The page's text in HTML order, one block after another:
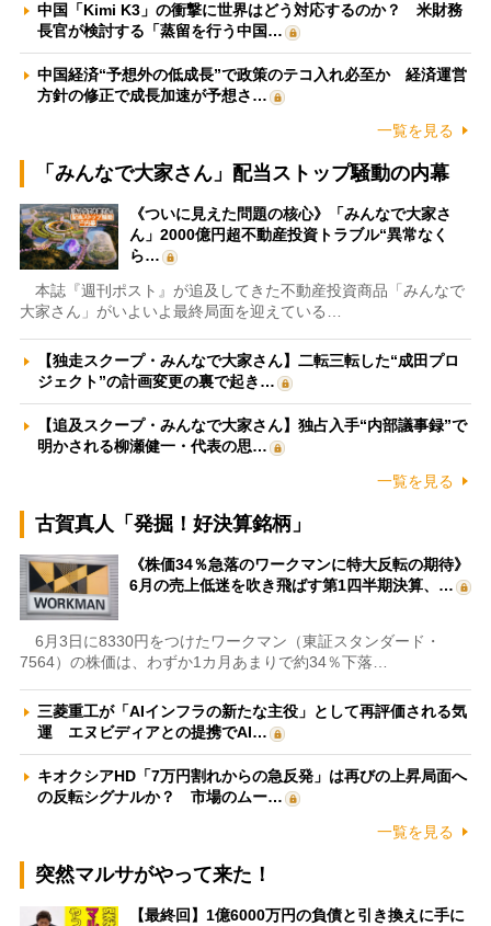
中国「Kimi K3」の衝撃に世界はどう対応するのか？ 米財務
長官が検討する「蒸留を行う中国…
中国経済“予想外の低成長”で政策のテコ入れ必至か 経済運営
方針の修正で成長加速が予想さ…
一覧を見る
「みんなで大家さん」配当ストップ騒動の内幕
《ついに見えた問題の核心》「みんなで大家さ
ん」2000億円超不動産投資トラブル“異常なく
ら…
本誌『週刊ポスト』が追及してきた不動産投資商品「みんなで
大家さん」がいよいよ最終局面を迎えている…
【独走スクープ・みんなで大家さん】二転三転した“成田プロ
ジェクト”の計画変更の裏で起き…
【追及スクープ・みんなで大家さん】独占入手“内部議事録”で
明かされる柳瀬健一・代表の思…
一覧を見る
古賀真人「発掘！好決算銘柄」
《株価34％急落のワークマンに特大反転の期待》
6月の売上低迷を吹き飛ばす第1四半期決算、…
6月3日に8330円をつけたワークマン（東証スタンダード・
7564）の株価は、わずか1カ月あまりで約34％下落…
三菱重工が「AIインフラの新たな主役」として再評価される気
運 エヌビディアとの提携でAI…
キオクシアHD「7万円割れからの急反発」は再びの上昇局面へ
の反転シグナルか？ 市場のムー…
一覧を見る
突然マルサがやって来た！
【最終回】1億6000万円の負債と引き換えに手に